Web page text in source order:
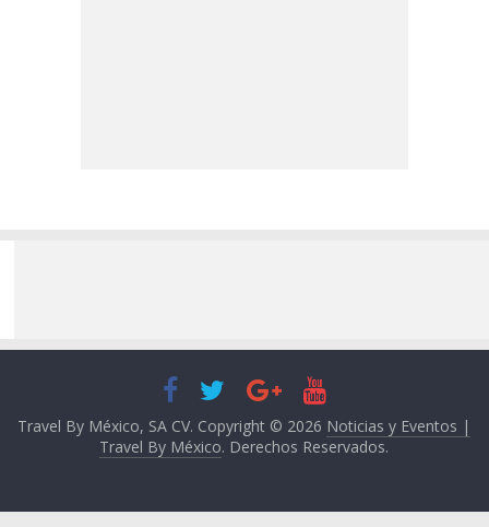
Travel By México, SA CV. Copyright © 2026 Noticias y Eventos |
Travel By México. Derechos Reservados.